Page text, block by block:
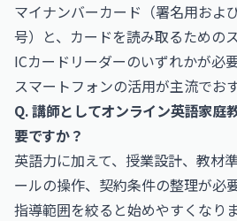
マイナンバーカード（署名用およ
号）と、カードを読み取るための
ICカードリーダーのいずれかが必
スマートフォンの活用が主流でお
Q. 講師としてオンライン英語家庭
要ですか？
英語力に加えて、授業設計、教材
ールの操作、契約条件の整理が必
指導範囲を絞ると始めやすくなりま